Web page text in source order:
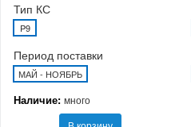
Тип КС
P9
Период поставки
МАЙ - НОЯБРЬ
Наличие: много